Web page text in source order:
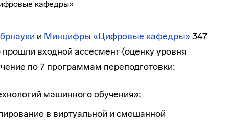
и Минцифры «Цифровые кафедры» 347
входной ассесмент (оценку уровня
по 7 программам переподготовки:
машинного обучения»;
в виртуальной и смешанной